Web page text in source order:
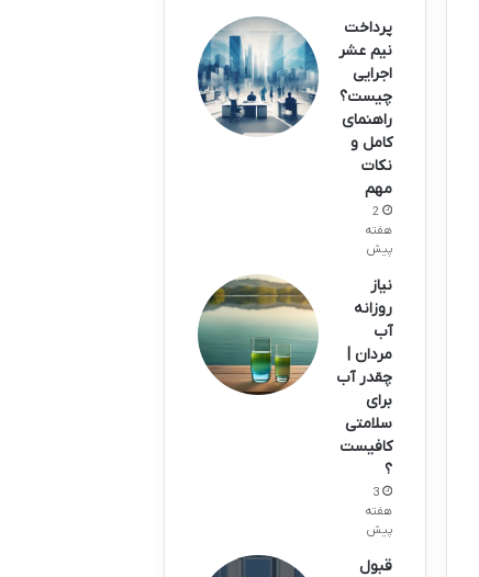
پرداخت
نیم عشر
اجرایی
چیست؟
راهنمای
کامل و
نکات
مهم
2
هفته
پیش
نیاز
روزانه
آب
مردان |
چقدر آب
برای
سلامتی
کافیست
؟
3
هفته
پیش
قبول